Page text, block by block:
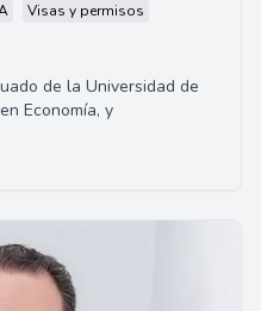
Visas y permisos
de la Universidad de
Economía, y